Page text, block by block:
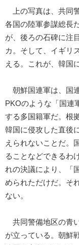
上の写真は、共同
各国の陸軍参謀総長
が、後ろの石碑に注
カ。そして、イギリ
える。これが、韓国
朝鮮国連軍は、国
PKOのような「国連
する多国籍軍だ。根
韓国に侵攻した直後
えられないことだ。
ることなどできるわ
れの決議により、「
められただけだ。そ
ない。
共同警備地区の青
が立っている。朝鮮